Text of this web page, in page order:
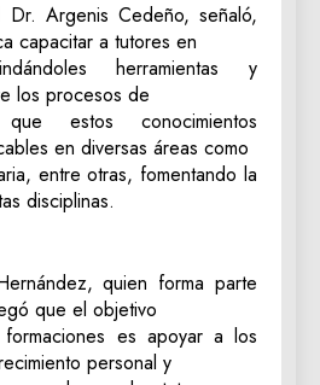
Argenis Cedeño, señaló,
capacitar a tutores en
herramientas y
los procesos de
estos conocimientos
en diversas áreas como
entre otras, fomentando la
disciplinas.
quien forma parte
que el objetivo
es apoyar a los
personal y